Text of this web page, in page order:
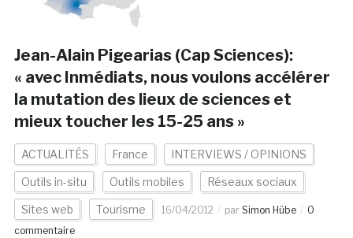
Jean-Alain Pigearias (Cap Sciences):
« avec Inmédiats, nous voulons accélérer
la mutation des lieux de sciences et
mieux toucher les 15-25 ans »
ACTUALITÉS France INTERVIEWS / OPINIONS
Outils in-situ Outils mobiles Réseaux sociaux
Sites web Tourisme 16/04/2012 par Simon Hübe
0
commentaire